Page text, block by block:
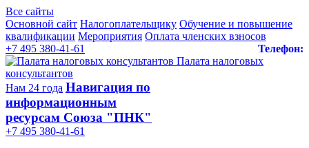
Все сайты
Основной сайт Налогоплательщику Обучение и повышение
квалификации Мероприятия Оплата членских взносов
Телефон:
+7 495 380-41-61
Палата налоговых
консультантов
Нам 24 года Навигация по
информационным
ресурсам Союза "ПНК"
+7 495 380‑41‑61